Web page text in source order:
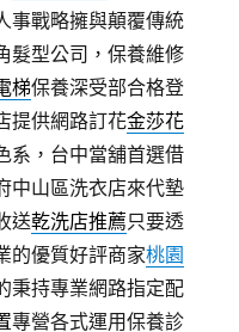
事戰略擁與顛覆傳統
髮型公司，保養維修
梯保養深受部合格登
提供網路訂花金莎花
系，台中當舖首選借
中山區洗衣店來代墊
送乾洗店推薦只要透
的優質好評商家桃園
秉持專業網路指定配
專營各式運用保養診